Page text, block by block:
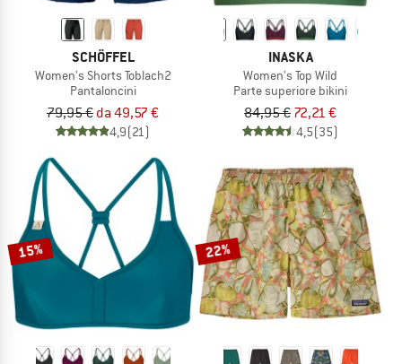
SCHÖFFEL
Women's Shorts Toblach2
Pantaloncini
79,95 € da 49,57 €
4,9(21)
INASKA
Women's Top Wild
Parte superiore bikini
84,95 € 72,21 €
4,5(35)
15% 22%